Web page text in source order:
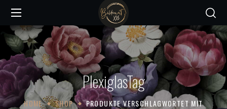
PlexiglasTag
HOME SHOP
PRODUKTE VERSCHLAGWORTET MIT